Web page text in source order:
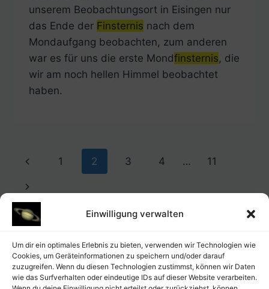
Einwilligung verwalten
Um dir ein optimales Erlebnis zu bieten, verwenden wir Technologien wie
Cookies, um Geräteinformationen zu speichern und/oder darauf
zuzugreifen. Wenn du diesen Technologien zustimmst, können wir Daten
wie das Surfverhalten oder eindeutige IDs auf dieser Website verarbeiten.
unserem Beobachtungsort in Eisingen nur
das Ende der Finsternis nach dem
Mondaufgang beobachten, zum anderen
war es für uns die erste Mondfinsternis, die
wir am noch hellen Himmel beobachtet
haben.
Seitennavigation
Vorherige
Seite
1 2 3 4 … 11
Nächste
Seite